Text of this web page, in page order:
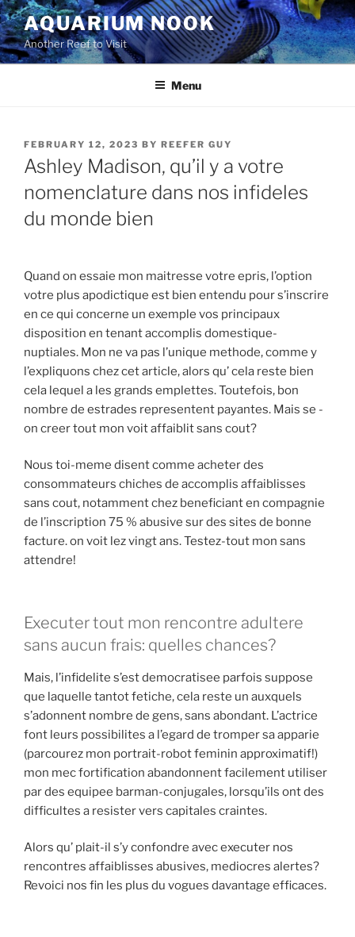
Skip
to
content
AQUARIUM NOOK
Another Reef to Visit
Menu
POSTED
ON
FEBRUARY 12, 2023 BY REEFER GUY
Ashley Madison, qu’il y a votre
nomenclature dans nos infideles
du monde bien
Quand on essaie mon maitresse votre epris, l’option
votre plus apodictique est bien entendu pour s’inscrire
en ce qui concerne un exemple vos principaux
disposition en tenant accomplis domestique-
nuptiales. Mon ne va pas l’unique methode, comme y
l’expliquons chez cet article, alors qu’ cela reste bien
cela lequel a les grands emplettes. Toutefois, bon
nombre de estrades representent payantes. Mais se -
on creer tout mon voit affaiblit sans cout?
Nous toi-meme disent comme acheter des
consommateurs chiches de accomplis affaiblisses
sans cout, notamment chez beneficiant en compagnie
de l’inscription 75 % abusive sur des sites de bonne
facture. on voit lez vingt ans. Testez-tout mon sans
attendre!
Executer tout mon rencontre adultere
sans aucun frais: quelles chances?
Mais, l’infidelite s’est democratisee parfois suppose
que laquelle tantot fetiche, cela reste un auxquels
s’adonnent nombre de gens, sans abondant. L’actrice
font leurs possibilites a l’egard de tromper sa apparie
(parcourez mon portrait-robot feminin approximatif!)
mon mec fortification abandonnent facilement utiliser
par des equipee barman-conjugales, lorsqu’ils ont des
difficultes a resister vers capitales craintes.
Alors qu’ plait-il s’y confondre avec executer nos
rencontres affaiblisses abusives, mediocres alertes?
Revoici nos fin les plus du vogues davantage efficaces.